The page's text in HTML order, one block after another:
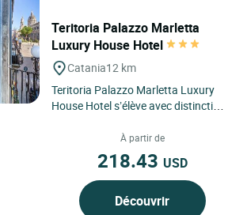
Teritoria Palazzo Marletta
Luxury House Hotel
Catania12 km
Teritoria Palazzo Marletta Luxury
House Hotel s’élève avec distinction
Catane, une ville...À partir de
218.43 USD
Découvrir